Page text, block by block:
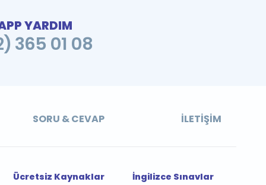
YARDIM
365 01 08
SORU & CEVAP İLETIŞIM
Ücretsiz Kaynaklar
İngilizce Sınavlar